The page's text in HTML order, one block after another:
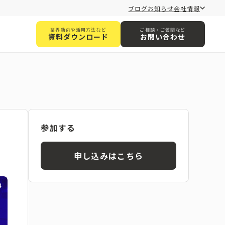
ブログお知らせ会社情報
業界動向や活用方法など
資料ダウンロード
ご相談・ご質問など
お問い合わせ
参加する
申し込みはこちら